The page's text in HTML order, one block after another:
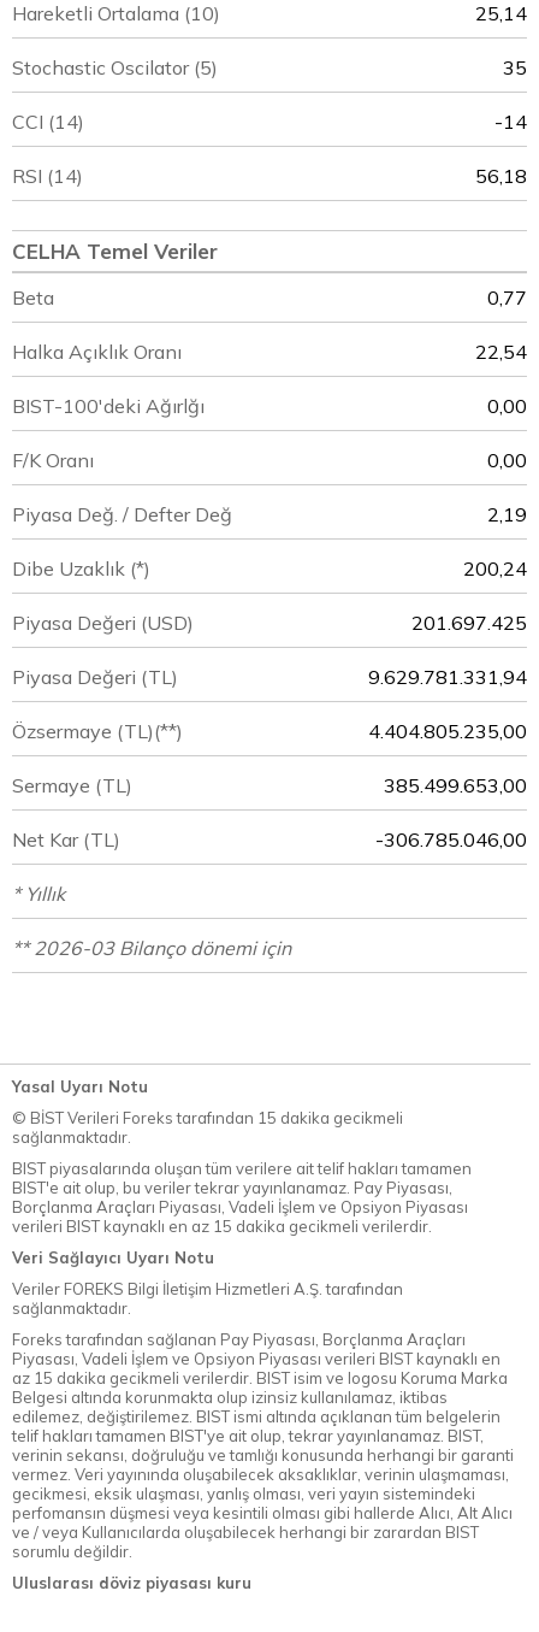
Hareketli Ortalama (10) 25,14
Stochastic Oscilator (5) 35
CCI (14) -14
RSI (14) 56,18
CELHA Temel Veriler
Beta 0,77
Halka Açıklık Oranı 22,54
BIST-100'deki Ağırlğı 0,00
F/K Oranı 0,00
Piyasa Değ. / Defter Değ 2,19
Dibe Uzaklık (*) 200,24
Piyasa Değeri (USD) 201.697.425
Piyasa Değeri (TL) 9.629.781.331,94
Özsermaye (TL)(**) 4.404.805.235,00
Sermaye (TL) 385.499.653,00
Net Kar (TL) -306.785.046,00
* Yıllık
** 2026-03 Bilanço dönemi için
Yasal Uyarı Notu
© BİST Verileri Foreks tarafından 15 dakika gecikmeli
sağlanmaktadır.
BIST piyasalarında oluşan tüm verilere ait telif hakları tamamen
BIST'e ait olup, bu veriler tekrar yayınlanamaz. Pay Piyasası,
Borçlanma Araçları Piyasası, Vadeli İşlem ve Opsiyon Piyasası
verileri BIST kaynaklı en az 15 dakika gecikmeli verilerdir.
Veri Sağlayıcı Uyarı Notu
Veriler FOREKS Bilgi İletişim Hizmetleri A.Ş. tarafından
sağlanmaktadır.
Foreks tarafından sağlanan Pay Piyasası, Borçlanma Araçları
Piyasası, Vadeli İşlem ve Opsiyon Piyasası verileri BIST kaynaklı en
az 15 dakika gecikmeli verilerdir. BIST isim ve logosu Koruma Marka
Belgesi altında korunmakta olup izinsiz kullanılamaz, iktibas
edilemez, değiştirilemez. BIST ismi altında açıklanan tüm belgelerin
telif hakları tamamen BIST'ye ait olup, tekrar yayınlanamaz. BIST,
verinin sekansı, doğruluğu ve tamlığı konusunda herhangi bir garanti
vermez. Veri yayınında oluşabilecek aksaklıklar, verinin ulaşmaması,
gecikmesi, eksik ulaşması, yanlış olması, veri yayın sistemindeki
perfomansın düşmesi veya kesintili olması gibi hallerde Alıcı, Alt Alıcı
ve / veya Kullanıcılarda oluşabilecek herhangi bir zarardan BIST
sorumlu değildir.
Uluslarası döviz piyasası kuru